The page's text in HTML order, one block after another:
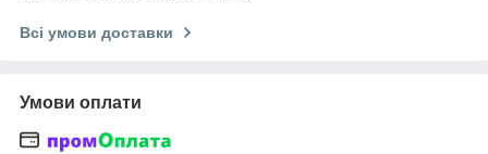
Всі умови доставки
Умови оплати